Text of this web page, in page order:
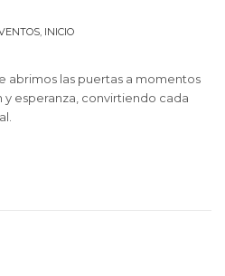
, INICIO
abrimos las puertas a momentos
esperanza, convirtiendo cada